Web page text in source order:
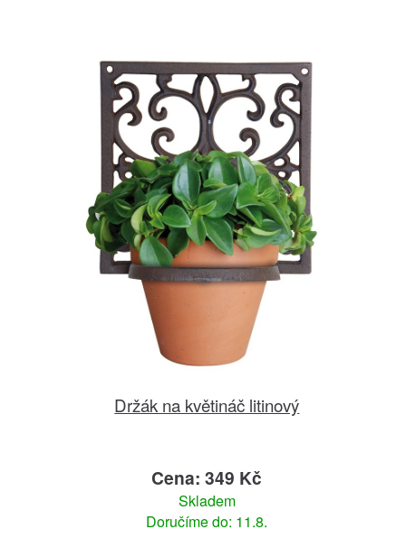
Držák na květináč litinový
Cena: 349 Kč
Skladem
Doručíme do: 11.8.